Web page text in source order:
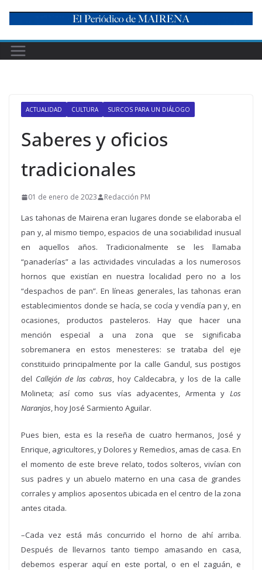
content
ACTUALIDAD CULTURA SURCOS PARA UN DIÁLOGO
Saberes y oficios
tradicionales
01 de enero de 2023 Redacción PM
Las tahonas de Mairena eran lugares donde se elaboraba el
pan y, al mismo tiempo, espacios de una sociabilidad inusual
en aquellos años. Tradicionalmente se les llamaba
“panaderías” a las actividades vinculadas a los numerosos
hornos que existían en nuestra localidad pero no a los
“despachos de pan”. En líneas generales, las tahonas eran
establecimientos donde se hacía, se cocía y vendía pan y, en
ocasiones, productos pasteleros. Hay que hacer una
mención especial a una zona que se significaba
sobremanera en estos menesteres: se trataba del eje
constituido principalmente por la calle Gandul, sus postigos
del Callejón de las cabras, hoy Caldecabra, y los de la calle
Molineta; así como sus vías adyacentes, Armenta y Los
Naranjos, hoyJosé Sarmiento Aguilar.
Pues bien, esta es la reseña de cuatro hermanos, José y
Enrique, agricultores, y Dolores y Remedios, amas de casa. En
el momento de este breve relato, todos solteros, vivían con
sus padres y un abuelo materno en una casa de grandes
corrales y amplios aposentos ubicada en el centro de la zona
antes citada.
–Cada vez está más concurrido el horno de ahí arriba.
Después de llevarnos tanto tiempo amasando en casa,
debemos esperar aquí en este portal, o en el zaguán, e